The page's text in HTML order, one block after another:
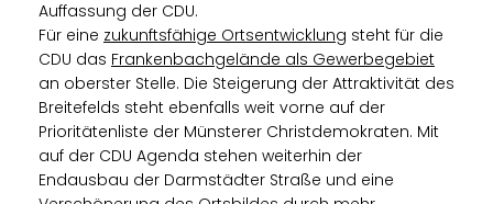
Auffassung der CDU.
Für eine zukunftsfähige Ortsentwicklung steht für die
CDU das Frankenbachgelände als Gewerbegebiet
an oberster Stelle. Die Steigerung der Attraktivität des
Breitefelds steht ebenfalls weit vorne auf der
Prioritätenliste der Münsterer Christdemokraten. Mit
auf der CDU Agenda stehen weiterhin der
Endausbau der Darmstädter Straße und eine